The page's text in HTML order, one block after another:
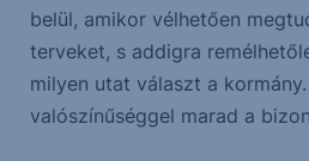
belül, amikor vélhetően
terveket, s addigra
milyen utat választ a
valószínűséggel marad a